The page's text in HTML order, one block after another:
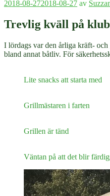
Publicerat
2018-08-272018-08-27 av
Trevlig kväll på
I lördags var den årliga kräft-
bland annat båtliv. För
Lite snacks att starta med
Grillmästaren i farten
Grillen är tänd
Väntan på att det blir